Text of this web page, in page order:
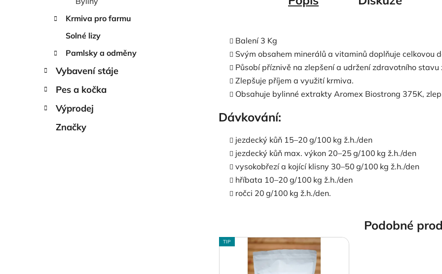
Krmiva pro farmu
Solné lizy
Pamlsky a odměny
Vybavení stáje
Pes a kočka
Výprodej
Značky
Balení 3 Kg
Svým obsahem minerálů a vitaminů doplňuje celkovou
Působí příznivě na zlepšení a udržení zdravotního
Zlepšuje příjem a využití krmiva.
Obsahuje bylinné extrakty Aromex Biostrong 375K,
Dávkování:
jezdecký kůň 15–20 g/100 kg ž.h./den
jezdecký kůň max. výkon 20–25 g/100 kg ž.h./den
vysokobřezí a kojící klisny 30–50 g/100 kg ž.h./den
hříbata 10–20 g/100 kg ž.h./den
ročci 20 g/100 kg ž.h./den.
Podobné
TIP